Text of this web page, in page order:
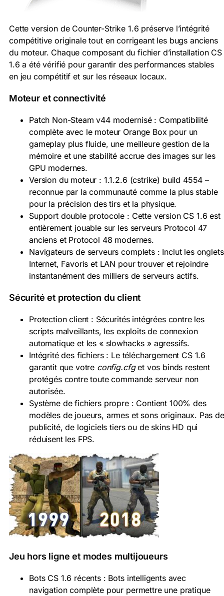
Cette version de Counter-Strike 1.6 préserve l’intégrité
compétitive originale tout en corrigeant les bugs anciens
du moteur. Chaque composant du fichier d’installation CS
1.6 a été vérifié pour garantir des performances stables
en jeu compétitif et sur les réseaux locaux.
Moteur et connectivité
Patch Non-Steam v44 modernisé : Compatibilité
complète avec le moteur Orange Box pour un
gameplay plus fluide, une meilleure gestion de la
mémoire et une stabilité accrue des images sur les
GPU modernes.
Version du moteur : 1.1.2.6 (cstrike) build 4554 –
reconnue par la communauté comme la plus stable
pour la précision des tirs et la physique.
Support double protocole : Cette version CS 1.6 est
entièrement jouable sur les serveurs Protocol 47
anciens et Protocol 48 modernes.
Navigateurs de serveurs complets : Inclut les onglets
Internet, Favoris et LAN pour trouver et rejoindre
instantanément des milliers de serveurs actifs.
Sécurité et protection du client
Protection client : Sécurités intégrées contre les
scripts malveillants, les exploits de connexion
automatique et les « slowhacks » agressifs.
Intégrité des fichiers : Le téléchargement CS 1.6
garantit que votre config.cfget vos binds restent
protégés contre toute commande serveur non
autorisée.
Système de fichiers propre : Contient 100% des
modèles de joueurs, armes et sons originaux. Pas de
publicité, de logiciels tiers ou de skins HD qui
réduisent les FPS.
Jeu hors ligne et modes multijoueurs
Bots CS 1.6 récents : Bots intelligents avec
navigation complète pour permettre une pratique